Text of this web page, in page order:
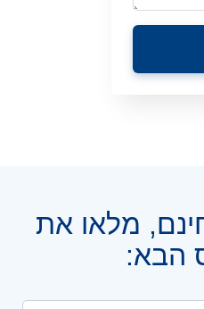
מלאו את
הבא: